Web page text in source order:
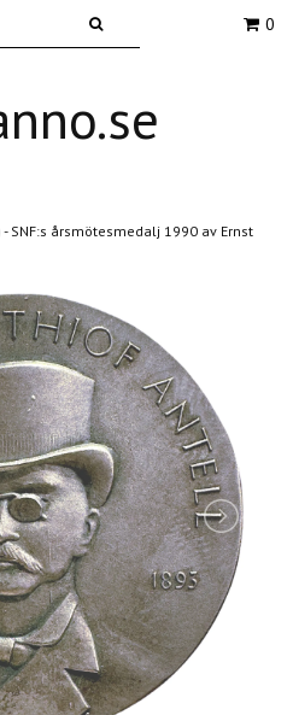
0
SNF:s årsmötesmedalj 1990 av Ernst